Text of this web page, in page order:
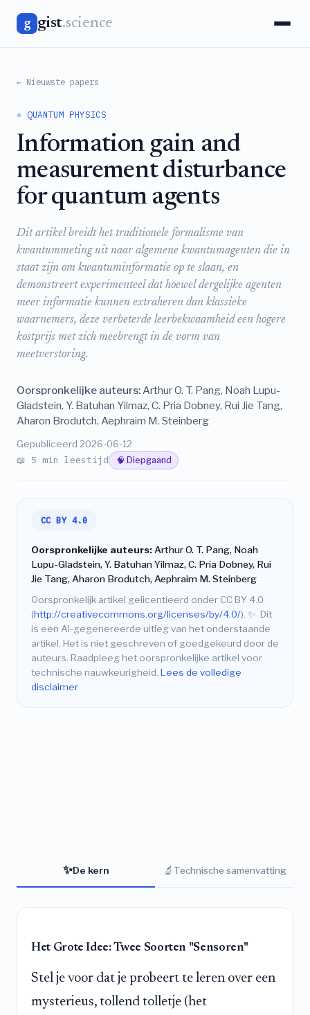
g gist.science
← Nieuwste papers
⚛️ QUANTUM PHYSICS
Information gain and
measurement disturbance
for quantum agents
Dit artikel breidt het traditionele formalisme van
kwantummeting uit naar algemene kwantumagenten die in
staat zijn om kwantuminformatie op te slaan, en
demonstreert experimenteel dat hoewel dergelijke agenten
meer informatie kunnen extraheren dan klassieke
waarnemers, deze verbeterde leerbekwaamheid een hogere
kostprijs met zich meebrengt in de vorm van
meetverstoring.
Oorspronkelijke auteurs:Arthur O. T. Pang, Noah Lupu-
Gladstein, Y. Batuhan Yilmaz, C. Pria Dobney, Rui Jie Tang,
Aharon Brodutch, Aephraim M. Steinberg
Gepubliceerd 2026-06-12
📖 5 min leestijd 🧠 Diepgaand
CC BY 4.0
Oorspronkelijke auteurs: Arthur O. T. Pang, Noah
Lupu-Gladstein, Y. Batuhan Yilmaz, C. Pria Dobney, Rui
Jie Tang, Aharon Brodutch, Aephraim M. Steinberg
Oorspronkelijk artikel gelicentieerd onder CC BY 4.0
(http://creativecommons.org/licenses/by/4.0/). ✨ Dit
is een AI-gegenereerde uitleg van het onderstaande
artikel. Het is niet geschreven of goedgekeurd door de
auteurs. Raadpleeg het oorspronkelijke artikel voor
technische nauwkeurigheid. Lees de volledige
disclaimer
✨De kern 🔬 Technische samenvatting
Het Grote Idee: Twee Soorten "Sensoren"
Stel je voor dat je probeert te leren over een
mysterieus, tollend tolletje (het